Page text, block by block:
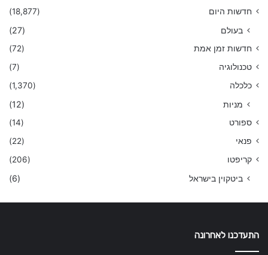
חדשות היום
(18,877)
בעולם (27)
חדשות זמן אמת
(72)
טכנולוגיה
(7)
כלכלה
(1,370)
מניות (12)
ספורט
(14)
פנאי
(22)
קריפטו
(206)
ביטקוין בישראל (6)
התעדכנו לאחרונה